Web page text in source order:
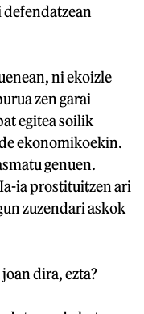
defendatzean
ni ekoizle
zen garai
egitea soilik
ekonomikoekin.
genuen.
ia prostituitzen ari
zuzendari askok
dira, ezta?